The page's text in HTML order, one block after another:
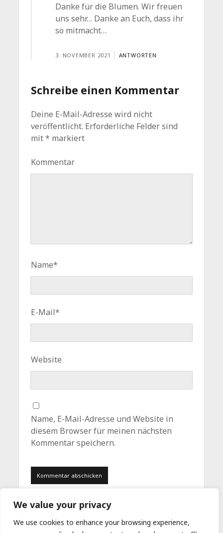
We value your privacy
We use cookies to enhance your browsing experience,
Danke für die Blumen. Wir freuen
uns sehr… Danke an Euch, dass ihr
so mitmacht…
3. NOVEMBER 2021 ANTWORTEN
Schreibe einen Kommentar
Deine E-Mail-Adresse wird nicht
veröffentlicht. Erforderliche Felder sind
mit* markiert
Kommentar
Name*
E-Mail*
Website
Name, E-Mail-Adresse und Website in
diesem Browser für meinen nächsten
Kommentar speichern.